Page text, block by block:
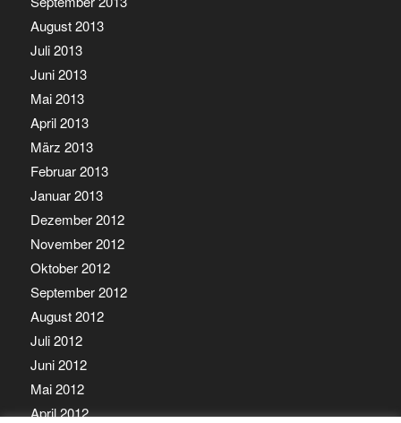
August 2013
Juli 2013
Juni 2013
Mai 2013
April 2013
März 2013
Februar 2013
Januar 2013
Dezember 2012
November 2012
Oktober 2012
September 2012
August 2012
Juli 2012
Juni 2012
Mai 2012
April 2012